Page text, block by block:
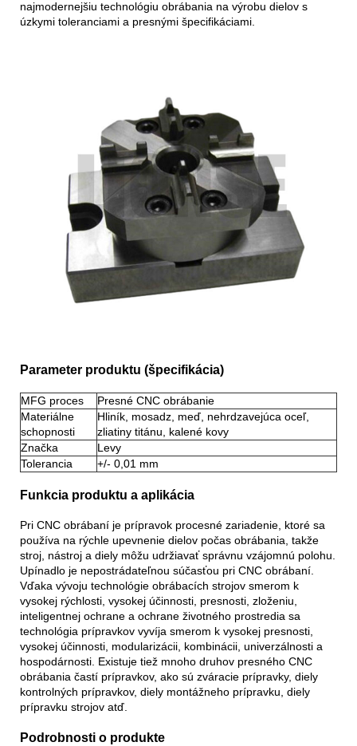
najmodernejšiu technológiu obrábania na výrobu dielov s
úzkymi toleranciami a presnými špecifikáciami.
Parameter produktu (špecifikácia)
MFG proces
Presné CNC obrábanie
Materiálne
schopnosti
Hliník, mosadz, meď, nehrdzavejúca oceľ,
zliatiny titánu, kalené kovy
Značka
Levy
Tolerancia
+/- 0,01 mm
Funkcia produktu a aplikácia
Pri CNC obrábaní je prípravok procesné zariadenie, ktoré sa
používa na rýchle upevnenie dielov počas obrábania, takže
stroj, nástroj a diely môžu udržiavať správnu vzájomnú polohu.
Upínadlo je nepostrádateľnou súčasťou pri CNC obrábaní.
Vďaka vývoju technológie obrábacích strojov smerom k
vysokej rýchlosti, vysokej účinnosti, presnosti, zloženiu,
inteligentnej ochrane a ochrane životného prostredia sa
technológia prípravkov vyvíja smerom k vysokej presnosti,
vysokej účinnosti, modularizácii, kombinácii, univerzálnosti a
hospodárnosti. Existuje tiež mnoho druhov presného CNC
obrábania častí prípravkov, ako sú zváracie prípravky, diely
kontrolných prípravkov, diely montážneho prípravku, diely
prípravku strojov atď.
Podrobnosti o produkte